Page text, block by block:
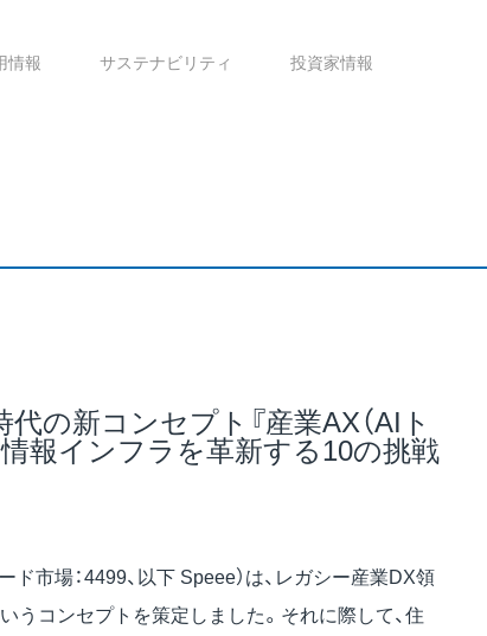
情報 サステナビリティ 投資家情報
の新コンセプト『産業AX（AIト
報インフラを革新する10の挑戦
市場：4499、以下 Speee）は、レガシー産業DX領
うコンセプトを策定しました。それに際して、住